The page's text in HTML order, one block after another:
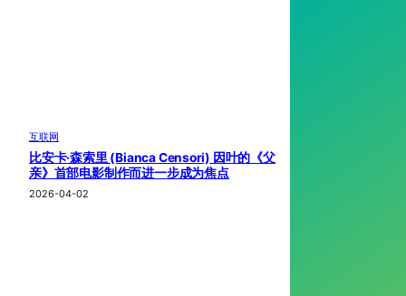
互联网
比安卡·森索里 (Bianca Censori) 因叶的《父
亲》首部电影制作而进一步成为焦点
2026-04-02